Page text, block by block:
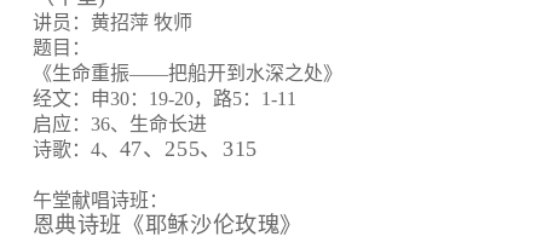
讲员：黄招萍 牧师
题目：
《生命重振——把船开到水深之处》
经文：申30：19-20，路5：1-11
启应：36、生命长进
诗歌：4、 47、255、315
午堂献唱诗班：
恩典诗班《耶稣沙伦玫瑰》